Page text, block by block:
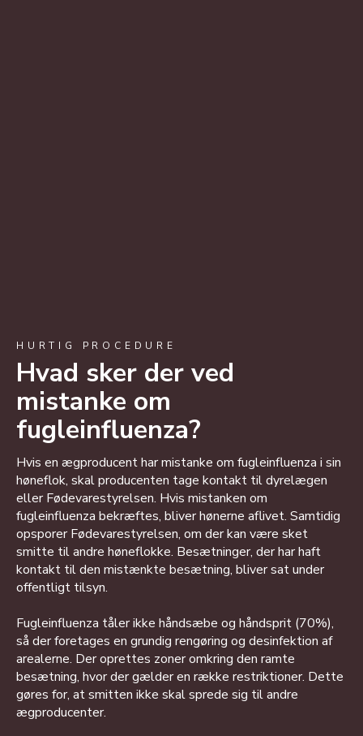
HURTIG PROCEDURE
Hvad sker der ved
mistanke om
fugleinfluenza?
Hvis en ægproducent har mistanke om fugleinfluenza i sin
høneflok, skal producenten tage kontakt til dyrelægen
eller Fødevarestyrelsen. Hvis mistanken om
fugleinfluenza bekræftes, bliver hønerne aflivet. Samtidig
opsporer Fødevarestyrelsen, om der kan være sket
smitte til andre høneflokke. Besætninger, der har haft
kontakt til den mistænkte besætning, bliver sat under
offentligt tilsyn.
Fugleinfluenza tåler ikke håndsæbe og håndsprit (70%),
så der foretages en grundig rengøring og desinfektion af
arealerne. Der oprettes zoner omkring den ramte
besætning, hvor der gælder en række restriktioner. Dette
gøres for, at smitten ikke skal sprede sig til andre
ægproducenter.